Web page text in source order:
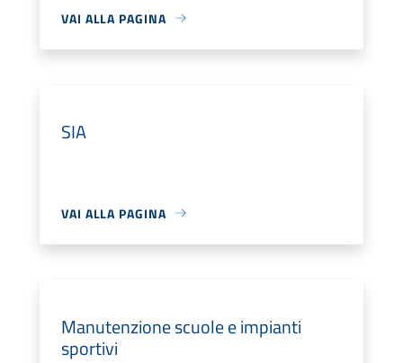
VAI ALLA PAGINA
SIA
VAI ALLA PAGINA
Manutenzione scuole e impianti
sportivi